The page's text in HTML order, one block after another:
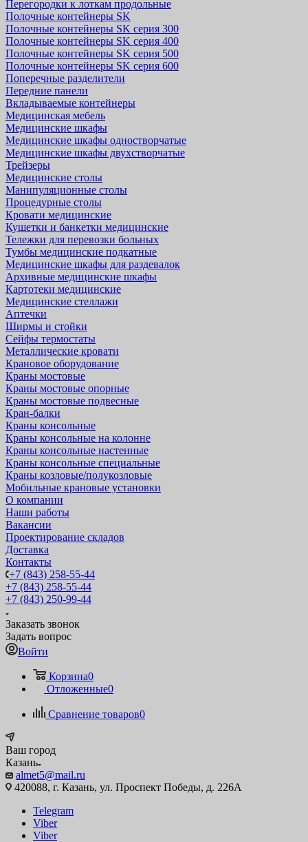
Перегородки к лоткам продольные
Полочные контейнеры SK
Полочные контейнеры SK серия 300
Полочные контейнеры SK серия 400
Полочные контейнеры SK серия 500
Полочные контейнеры SK серия 600
Поперечные разделители
Передние панели
Вкладываемые контейнеры
Медицинская мебель
Медицинские шкафы
Медицинские шкафы одностворчатые
Медицинские шкафы двухстворчатые
Трейзеры
Медицинские столы
Манипуляционные столы
Процедурные столы
Кровати медицинские
Кушетки и банкетки медицинские
Тележки для перевозки больных
Тумбы медицинские подкатные
Медицинские шкафы для раздевалок
Архивные медицинские шкафы
Картотеки медицинские
Медицинские стеллажи
Аптечки
Ширмы и стойки
Сейфы термостаты
Металлические кровати
Крановое оборудование
Краны мостовые
Краны мостовые опорные
Краны мостовые подвесные
Кран-балки
Краны консольные
Краны консольные на колонне
Краны консольные настенные
Краны консольные специальные
Краны козловые/полукозловые
Мобильные крановые установки
О компании
Наши работы
Вакансии
Проектирование складов
Доставка
Контакты
+7 (843) 258-55-44
+7 (843) 258-55-44
+7 (843) 250-99-44
Заказать звонок
Задать вопрос
Войти
Корзина0
Отложенные0
Сравнение товаров0
Ваш город
Казань
almet5@mail.ru
420088, г. Казань, ул. Проспект Победы, д. 226А
Telegram
Viber
Viber